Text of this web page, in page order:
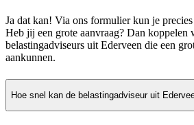
Ja dat kan! Via ons formulier kun je
Heb jij een grote aanvraag? Dan koppelen
belastingadviseurs uit Ederveen die een
aankunnen.
Hoe snel kan de belastingadviseur uit